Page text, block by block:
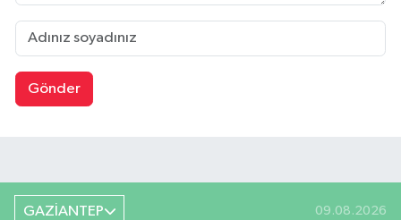
Gönder
GAZİANTEP 09.08.2026